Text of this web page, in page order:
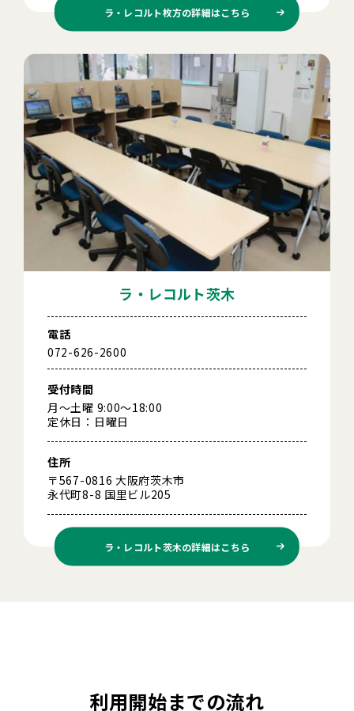
ラ・レコルト枚方の詳細はこちら
ラ・レコルト茨木
電話
072-626-2600
受付時間
月～土曜 9:00～18:00
定休日：日曜日
住所
〒567-0816 大阪府茨木市
永代町8-8 国里ビル205
ラ・レコルト茨木の詳細はこちら
利用開始までの流れ